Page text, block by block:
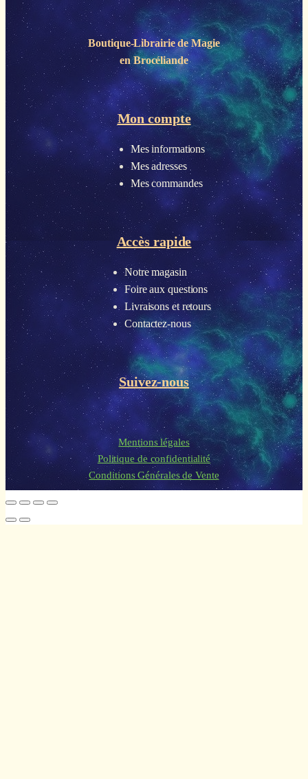
Boutique-Librairie deMagie
en Brocéliande
Mon compte
Mes informations
Mes adresses
Mes commandes
Accès rapide
Notre magasin
Foire aux questions
Livraisons et retours
Contactez-nous
Suivez-nous
Mentions légales
Politique de confidentialité
Conditions Générales de Vente